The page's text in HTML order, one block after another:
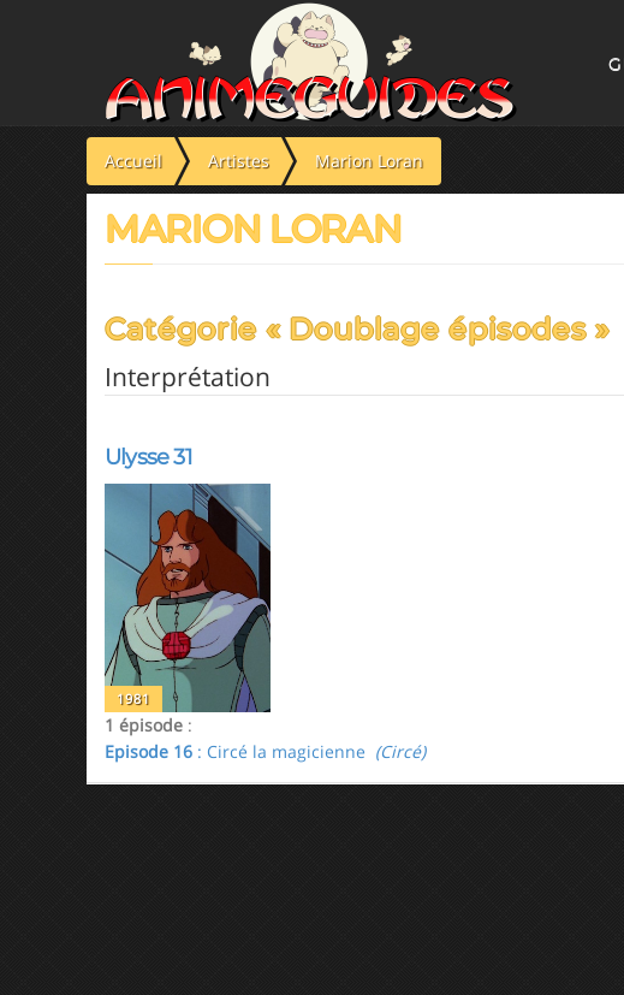
Accueil Artistes Marion Loran
MARION LORAN
Catégorie « Doublage épisodes »
Interprétation
Ulysse 31
1981
1 épisode :
Episode 16 : Circé la magicienne (Circé)